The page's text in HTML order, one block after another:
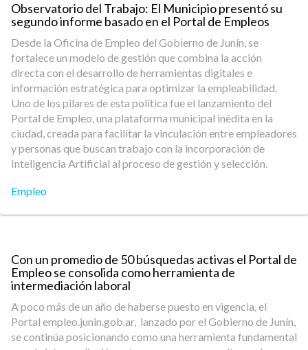
Observatorio del Trabajo: El Municipio presentó su
segundo informe basado en el Portal de Empleos
Desde la Oficina de Empleo del Gobierno de Junín, se
fortalece un modelo de gestión que combina la acción
directa con el desarrollo de herramientas digitales e
información estratégica para optimizar la empleabilidad.
Uno de los pilares de esta política fue el lanzamiento del
Portal de Empleo, una plataforma municipal inédita en la
ciudad, creada para facilitar la vinculación entre empleadores
y personas que buscan trabajo con la incorporación de
Inteligencia Artificial al proceso de gestión y selección.
Empleo
Con un promedio de 50 búsquedas activas el Portal de
Empleo se consolida como herramienta de
intermediación laboral
A poco más de un año de haberse puesto en vigencia, el
Portal empleo.junin.gob.ar, lanzado por el Gobierno de Junín,
se continúa posicionando como una herramienta fundamental